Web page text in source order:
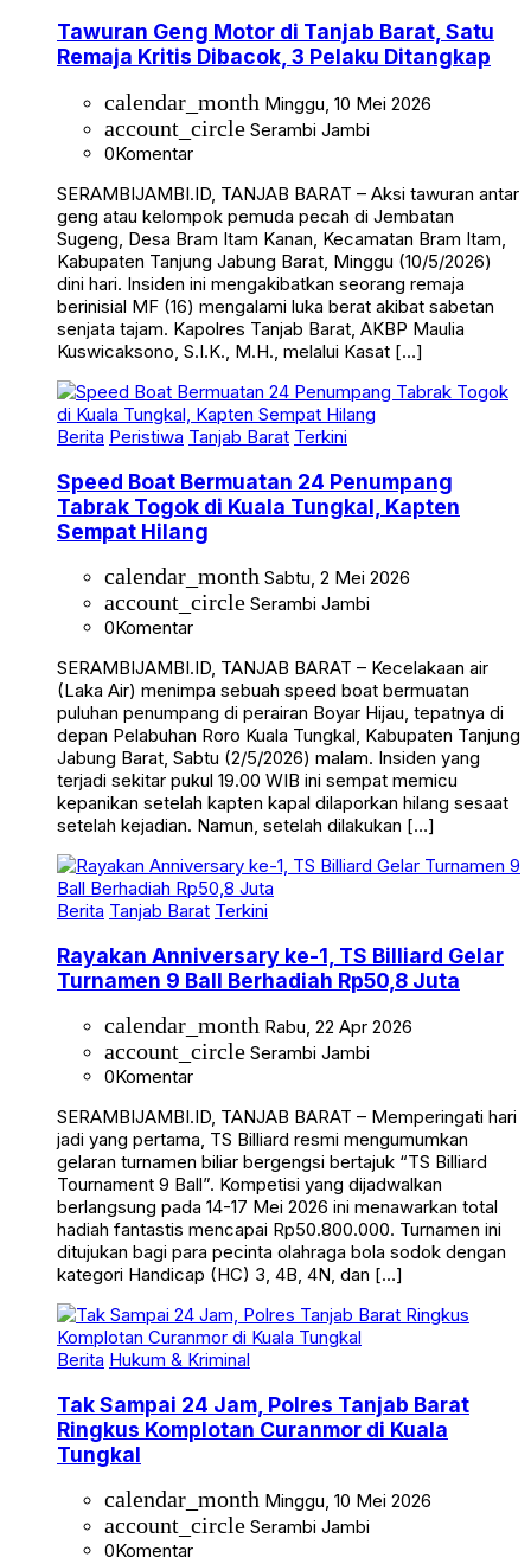
Tawuran Geng Motor di Tanjab Barat, Satu
Remaja Kritis Dibacok, 3 Pelaku Ditangkap
calendar_month Minggu, 10 Mei 2026
account_circle Serambi Jambi
0Komentar
SERAMBIJAMBI.ID, TANJAB BARAT – Aksi tawuran antar
geng atau kelompok pemuda pecah di Jembatan
Sugeng, Desa Bram Itam Kanan, Kecamatan Bram Itam,
Kabupaten Tanjung Jabung Barat, Minggu (10/5/2026)
dini hari. Insiden ini mengakibatkan seorang remaja
berinisial MF (16) mengalami luka berat akibat sabetan
senjata tajam. Kapolres Tanjab Barat, AKBP Maulia
Kuswicaksono, S.I.K., M.H., melalui Kasat […]
Berita Peristiwa Tanjab Barat Terkini
Speed Boat Bermuatan 24 Penumpang
Tabrak Togok di Kuala Tungkal, Kapten
Sempat Hilang
calendar_month Sabtu, 2 Mei 2026
account_circle Serambi Jambi
0Komentar
SERAMBIJAMBI.ID, TANJAB BARAT – Kecelakaan air
(Laka Air) menimpa sebuah speed boat bermuatan
puluhan penumpang di perairan Boyar Hijau, tepatnya di
depan Pelabuhan Roro Kuala Tungkal, Kabupaten Tanjung
Jabung Barat, Sabtu (2/5/2026) malam. Insiden yang
terjadi sekitar pukul 19.00 WIB ini sempat memicu
kepanikan setelah kapten kapal dilaporkan hilang sesaat
setelah kejadian. Namun, setelah dilakukan […]
Berita Tanjab Barat Terkini
Rayakan Anniversary ke-1, TS Billiard Gelar
Turnamen 9 Ball Berhadiah Rp50,8 Juta
calendar_month Rabu, 22 Apr 2026
account_circle Serambi Jambi
0Komentar
SERAMBIJAMBI.ID, TANJAB BARAT – Memperingati hari
jadi yang pertama, TS Billiard resmi mengumumkan
gelaran turnamen biliar bergengsi bertajuk “TS Billiard
Tournament 9 Ball”. Kompetisi yang dijadwalkan
berlangsung pada 14-17 Mei 2026 ini menawarkan total
hadiah fantastis mencapai Rp50.800.000. Turnamen ini
ditujukan bagi para pecinta olahraga bola sodok dengan
kategori Handicap (HC) 3, 4B, 4N, dan […]
Berita Hukum & Kriminal
Tak Sampai 24 Jam, Polres Tanjab Barat
Ringkus Komplotan Curanmor di Kuala
Tungkal
calendar_month Minggu, 10 Mei 2026
account_circle Serambi Jambi
0Komentar